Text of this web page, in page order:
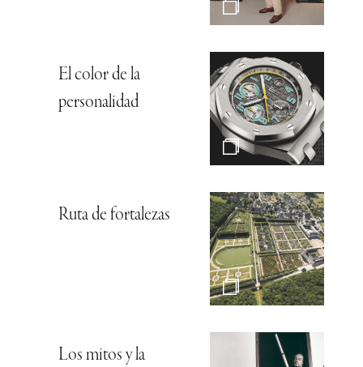
El color de la
personalidad
Ruta de fortalezas
Los mitos y la